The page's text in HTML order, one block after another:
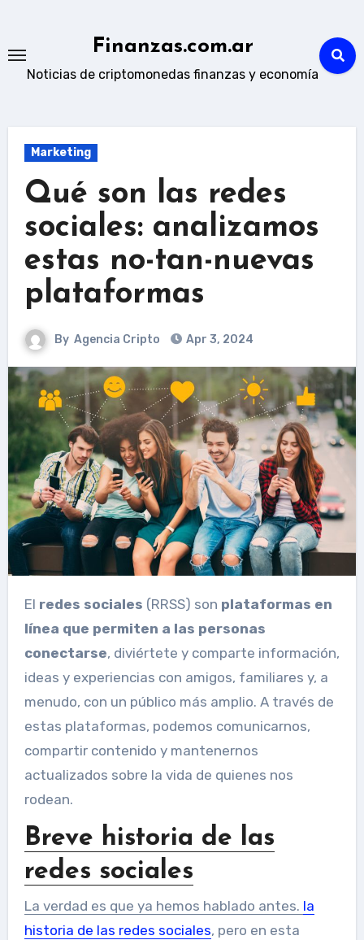
content
Finanzas.com.ar
Noticias de criptomonedas finanzas y economía
Marketing
Qué son las redes
sociales: analizamos
estas no-tan-nuevas
plataformas
By Agencia Cripto Apr 3, 2024
El redes sociales (RRSS) son plataformas en
línea que permiten a las personas
conectarse, diviértete y comparte información,
ideas y experiencias con amigos, familiares y, a
menudo, con un público más amplio. A través de
estas plataformas, podemos comunicarnos,
compartir contenido y mantenernos
actualizados sobre la vida de quienes nos
rodean.
Breve historia de las
redes sociales
La verdad es que ya hemos hablado antes. la
historia de las redes sociales, pero en esta